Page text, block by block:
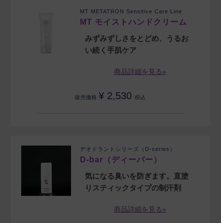
MT METATRON Sensitive Care Line
MT モイストハンドクリーム
みずみずしさをとどめ、うるお
い続く手肌ケア
商品詳細を見る»
販売価格 ¥ 2,530 税込
デオドラントシリーズ（D-series）
D-bar（ディーバー）
気になる臭いを防ぎます。直塗
りスティックタイプの制汗剤
商品詳細を見る»